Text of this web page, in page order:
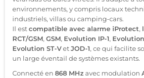
environnements, y compris locaux
industriels, villas ou camping-cars.
Il estcompatible avec alarme iProtect,
RCT/GSM, GSM, Evolution IP-1,
Evolution ST-VetJOD-1, ce qui facilite
un large éventail de systèmes existants.
Connecté en 868 MHzavec modulation